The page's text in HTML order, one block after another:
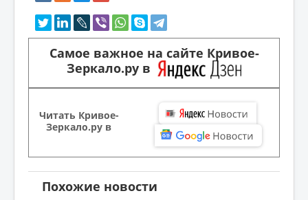
Самое важное на сайте Кривое-
Зеркало.ру в
Читать Кривое-
Зеркало.ру в
Похожие новости